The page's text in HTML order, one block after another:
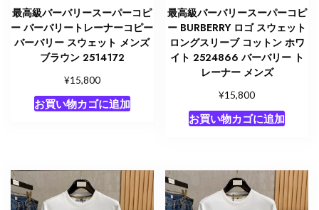
ウ
ト
レ
最高級バーバリースーパーコピ
ー バーバリートレーナーコピー
バーバリー スウェット メンズ
ブラウン 2514172
¥15,800
お買い物カゴに追加
最高級バーバリースーパーコピ
ー BURBERRY ロゴ スウェット
ロングスリーブ コットン ホワ
イト 2524866 バーバリー ト
レーナー メンズ
¥15,800
お買い物カゴに追加